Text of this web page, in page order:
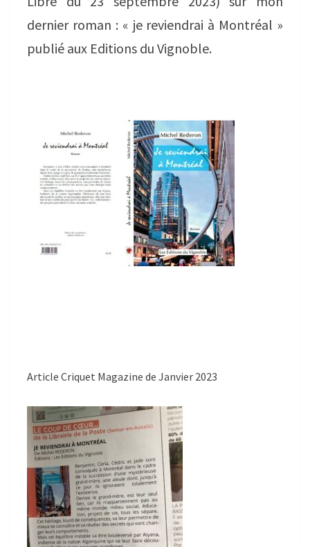
dernier roman : « je reviendrai à Montréal »
publié aux Editions du Vignoble.
Article Criquet Magazine de Janvier 2023